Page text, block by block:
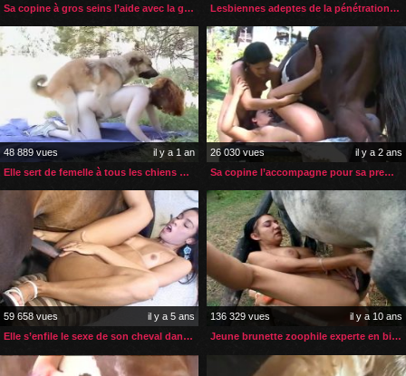
Sa copine à gros seins l’aide avec la grosse bite de cheval
Lesbiennes adeptes de la pénétration anale zoophile
48 889 vues
il y a 1 an
Elle sert de femelle à tous les chiens de son quartier
26 030 vues
il y a 2 ans
Sa copine l’accompagne pour sa première bite de cheval
59 658 vues
il y a 5 ans
Elle s’enfile le sexe de son cheval dans tous ses trous
136 329 vues
il y a 10 ans
Jeune brunette zoophile experte en bite de cheval